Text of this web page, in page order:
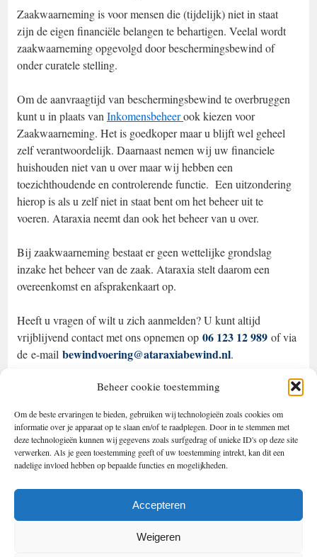
Beheer cookie toestemming
Om de beste ervaringen te bieden, gebruiken wij technologieën zoals cookies om
informatie over je apparaat op te slaan en/of te raadplegen. Door in te stemmen met
deze technologieën kunnen wij gegevens zoals surfgedrag of unieke ID's op deze site
verwerken. Als je geen toestemming geeft of uw toestemming intrekt, kan dit een
nadelige invloed hebben op bepaalde functies en mogelijkheden.
Accepteren
Weigeren
Zaakwaarneming is voor mensen die (tijdelijk) niet in staat
zijn de eigen financiële belangen te behartigen. Veelal wordt
zaakwaarneming opgevolgd door beschermingsbewind of
onder curatele stelling.
Om de aanvraagtijd van beschermingsbewind te overbruggen
kunt u in plaats van Inkomensbeheerook kiezen voor
Zaakwaarneming. Het is goedkoper maar u blijft wel geheel
zelf verantwoordelijk. Daarnaast nemen wij uw financiele
huishouden niet van u over maar wij hebben een
toezichthoudende en controlerende functie. Een uitzondering
hierop is als u zelf niet in staat bent om het beheer uit te
voeren. Ataraxia neemt dan ook het beheer van u over.
Bij zaakwaarneming bestaat er geen wettelijke grondslag
inzake het beheer van de zaak. Ataraxia stelt daarom een
overeenkomst en afsprakenkaart op.
Heeft u vragen of wilt u zich aanmelden? U kunt altijd
vrijblijvend contact met ons opnemen op 06 123 12 989 of via
de e-mail bewindvoering@ataraxiabewind.nl.
zaakwaarneming verwijzen wij u naar het tabblad tarievenop
onze website.
Bewindvoerings- & Juridisch Advieskantoor Ataraxia